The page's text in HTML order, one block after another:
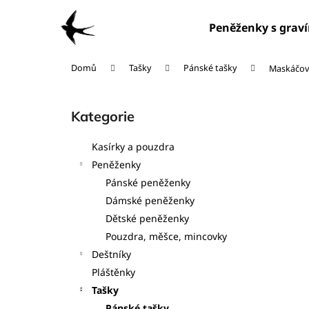
Peněženky s
Domů Tašky Pánské tašky
Přeskočit
kategorie
Kategorie
Kasírky a pouzdra
Peněženky
Pánské peněženky
Dámské peněženky
Dětské peněženky
Pouzdra, měšce, mincovky
Deštníky
Pláštěnky
Tašky
Zpět
Zpět